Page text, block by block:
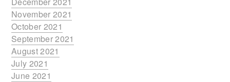
November 2021
October 2021
September 2021
August 2021
July 2021
June 2021